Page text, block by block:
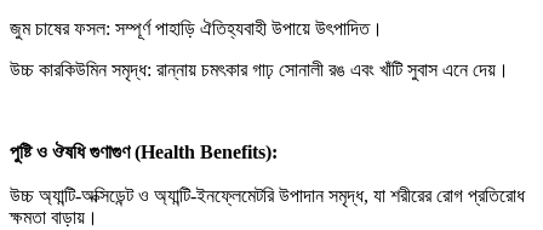
জুম চাষের ফসল: সম্পূর্ণ পাহাড়ি ঐতিহ্যবাহী উপায়ে উৎপাদিত।
উচ্চ কারকিউমিন সমৃদ্ধ: রান্নায় চমৎকার গাঢ় সোনালী রঙ এবং খাঁটি সুবাস এনে দেয়।
পুষ্টি ও ঔষধি গুণাগুণ (Health Benefits):
উচ্চ অ্যান্টি-অক্সিডেন্ট ও অ্যান্টি-ইনফ্লেমেটরি উপাদান সমৃদ্ধ, যা শরীরের রোগ প্রতিরোধ
ক্ষমতা বাড়ায়।